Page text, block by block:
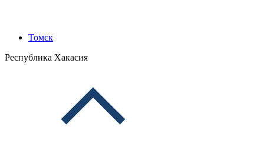
Томск
Республика Хакасия